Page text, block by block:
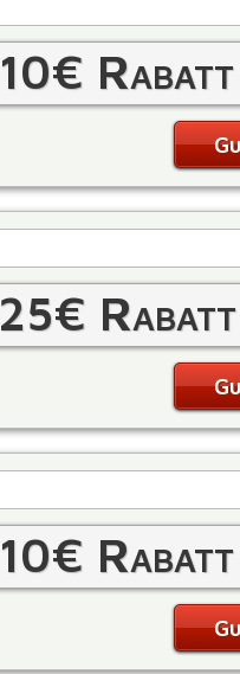
10€ Rabatt
25€ Rabatt
10€ Rabatt